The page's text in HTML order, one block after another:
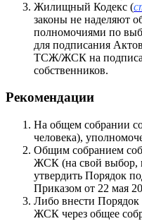
Жилищный Кодекс (
законы не наделяют
полномочиями по
для подписания
ТСЖ/ЖСК на
собственников.
Рекомендации
На общем собрании
человека),
Общим собранием
ЖСК (на свой выбор,
утвердить Порядок
Приказом от 22 мая
Либо внести
ЖСК через общее